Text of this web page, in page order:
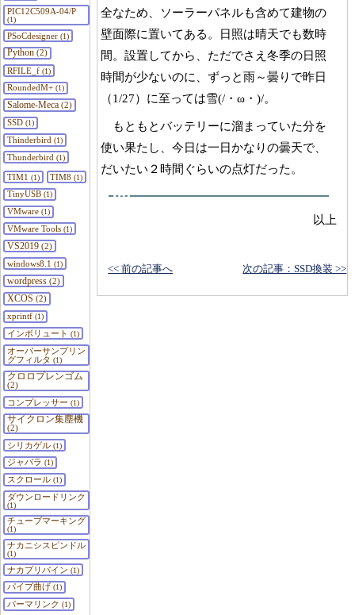
PIC12C509A-04/P
(1)
PSoCdesigner(1)
Python (2)
RFILE_f(1)
RoundedM+(1)
Salome-Meca (2)
SSD(1)
Thinderbird (1)
Thunderbird (1)
TIM1 (1) TIM8 (1)
TinyUSB(1)
VMware(1)
VMware Tools(1)
VS2019 (2)
windows8.1 (1)
wordpress (2)
XCOS (2)
xprintf(1)
インボリュート (1)
オーバーサンプリン
グフィルタ (1)
クロロプレンゴム
(2)
コンプレッサー (1)
サイクロン集塵機
(2)
シリカゲル(1)
ジャバラ (1)
スクロール(1)
ダウンロードリンク
(1)
チューブマーキング
(1)
ナカニシスピンドル
(1)
ナカプリバイン (1)
パイプ曲げ(1)
パーマリンク (1)
全なため、ソーラーパネルも含めて建物の
壁面際に置いてある。日照は晴天でも数時
間。設置してから、ただでさえ冬季の日照
時間が少ないのに、ずっと雨～曇りで昨日
（1/27）に至っては雪(/・ω・)/。
もともとバッテリーに溜まっていた分を
使い果たし、今日は一日かなりの曇天で、
だいたい２時間ぐらいの点灯だった。
以上
次の記事：SSD換装 >>
<< 前の記事へ